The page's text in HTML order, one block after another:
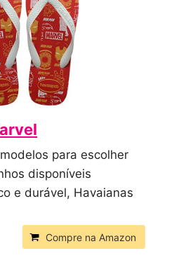
para escolher
disponíveis
e durável, Havaianas
Compre na Amazon